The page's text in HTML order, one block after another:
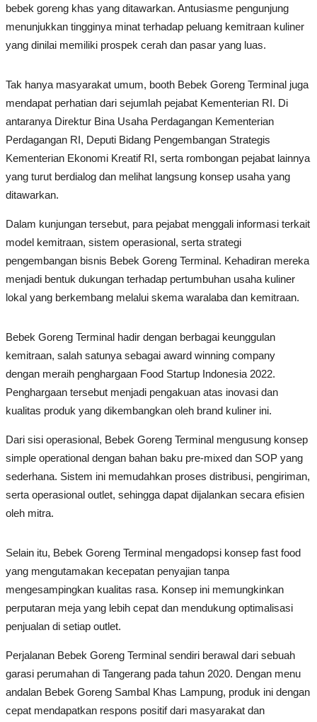
bebek goreng khas yang ditawarkan. Antusiasme pengunjung
menunjukkan tingginya minat terhadap peluang kemitraan kuliner
yang dinilai memiliki prospek cerah dan pasar yang luas.
Tak hanya masyarakat umum, booth Bebek Goreng Terminal juga
mendapat perhatian dari sejumlah pejabat Kementerian RI. Di
antaranya Direktur Bina Usaha Perdagangan Kementerian
Perdagangan RI, Deputi Bidang Pengembangan Strategis
Kementerian Ekonomi Kreatif RI, serta rombongan pejabat lainnya
yang turut berdialog dan melihat langsung konsep usaha yang
ditawarkan.
Dalam kunjungan tersebut, para pejabat menggali informasi terkait
model kemitraan, sistem operasional, serta strategi
pengembangan bisnis Bebek Goreng Terminal. Kehadiran mereka
menjadi bentuk dukungan terhadap pertumbuhan usaha kuliner
lokal yang berkembang melalui skema waralaba dan kemitraan.
Bebek Goreng Terminal hadir dengan berbagai keunggulan
kemitraan, salah satunya sebagai award winning company
dengan meraih penghargaan Food Startup Indonesia 2022.
Penghargaan tersebut menjadi pengakuan atas inovasi dan
kualitas produk yang dikembangkan oleh brand kuliner ini.
Dari sisi operasional, Bebek Goreng Terminal mengusung konsep
simple operational dengan bahan baku pre-mixed dan SOP yang
sederhana. Sistem ini memudahkan proses distribusi, pengiriman,
serta operasional outlet, sehingga dapat dijalankan secara efisien
oleh mitra.
Selain itu, Bebek Goreng Terminal mengadopsi konsep fast food
yang mengutamakan kecepatan penyajian tanpa
mengesampingkan kualitas rasa. Konsep ini memungkinkan
perputaran meja yang lebih cepat dan mendukung optimalisasi
penjualan di setiap outlet.
Perjalanan Bebek Goreng Terminal sendiri berawal dari sebuah
garasi perumahan di Tangerang pada tahun 2020. Dengan menu
andalan Bebek Goreng Sambal Khas Lampung, produk ini dengan
cepat mendapatkan respons positif dari masyarakat dan